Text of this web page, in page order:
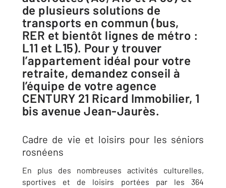
de plusieurs solutions de
transports en commun (bus,
RER et bientôt lignes de métro :
L11 et L15). Pour y trouver
l’appartement idéal pour votre
retraite, demandez conseil à
l’équipe de votre agence
CENTURY 21 Ricard Immobilier, 1
bis avenue Jean-Jaurès.
Cadre de vie et loisirs pour les séniors
rosnéens
En plus des nombreuses activités culturelles,
sportives et de loisirs portées par les 364